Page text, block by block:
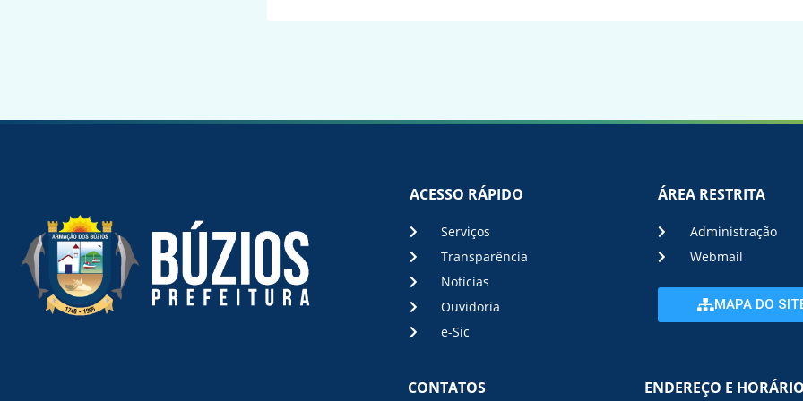
ACESSO RÁPIDO
Serviços
Transparência
Notícias
Ouvidoria
e-Sic
ÁREA RESTRITA
Administração
Webmail
MAPA DO
CONTATOS ENDEREÇO E